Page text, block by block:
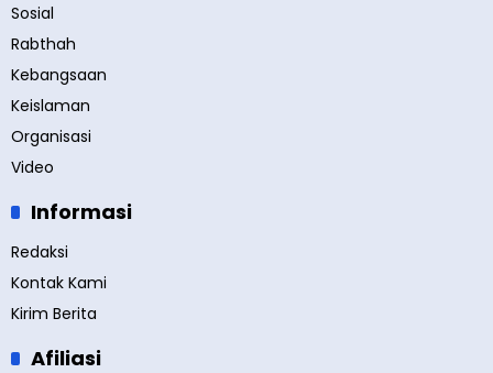
Sosial
Rabthah
Kebangsaan
Keislaman
Organisasi
Video
Informasi
Redaksi
Kontak Kami
Kirim Berita
Afiliasi